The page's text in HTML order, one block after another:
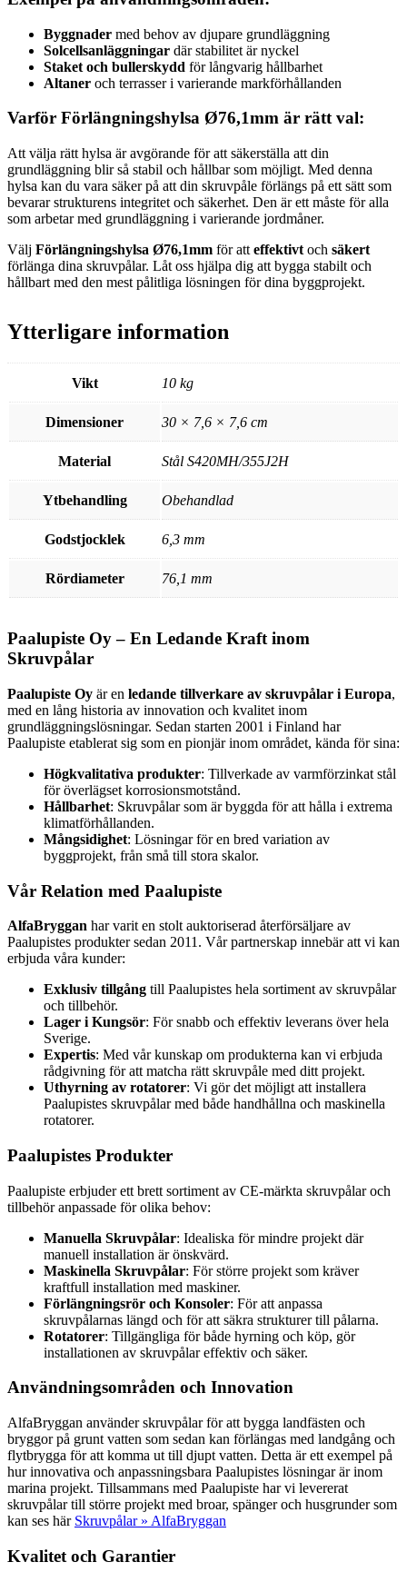
Byggnader med behov av djupare grundläggning
Solcellsanläggningar där stabilitet är nyckel
Staket och bullerskydd för långvarig hållbarhet
Altaner och terrasser i varierande markförhållanden
Varför Förlängningshylsa Ø76,1mm är rätt val:
Att välja rätt hylsa är avgörande för att säkerställa att din
grundläggning blir så stabil och hållbar som möjligt. Med denna
hylsa kan du vara säker på att din skruvpåle förlängs på ett sätt som
bevarar strukturens integritet och säkerhet. Den är ett måste för alla
som arbetar med grundläggning i varierande jordmåner.
Välj Förlängningshylsa Ø76,1mm för att effektivt och säkert
förlänga dina skruvpålar. Låt oss hjälpa dig att bygga stabilt och
hållbart med den mest pålitliga lösningen för dina byggprojekt.
Ytterligare information
Vikt 10 kg
Dimensioner 30 × 7,6 × 7,6 cm
Material Stål S420MH/355J2H
Ytbehandling Obehandlad
Godstjocklek 6,3 mm
Rördiameter 76,1 mm
Paalupiste Oy – En Ledande Kraft inom
Skruvpålar
Paalupiste Oy är en ledande tillverkare av skruvpålar i Europa,
med en lång historia av innovation och kvalitet inom
grundläggningslösningar. Sedan starten 2001 i Finland har
Paalupiste etablerat sig som en pionjär inom området, kända för sina:
Högkvalitativa produkter: Tillverkade av varmförzinkat stål
för överlägset korrosionsmotstånd.
Hållbarhet: Skruvpålar som är byggda för att hålla i extrema
klimatförhållanden.
Mångsidighet: Lösningar för en bred variation av
byggprojekt, från små till stora skalor.
Vår Relation med Paalupiste
AlfaBryggan har varit en stolt auktoriserad återförsäljare av
Paalupistes produkter sedan 2011. Vår partnerskap innebär att vi kan
erbjuda våra kunder:
Exklusiv tillgång till Paalupistes hela sortiment av skruvpålar
och tillbehör.
Lager i Kungsör: För snabb och effektiv leverans över hela
Sverige.
Expertis: Med vår kunskap om produkterna kan vi erbjuda
rådgivning för att matcha rätt skruvpåle med ditt projekt.
Uthyrning av rotatorer: Vi gör det möjligt att installera
Paalupistes skruvpålar med både handhållna och maskinella
rotatorer.
Paalupistes Produkter
Paalupiste erbjuder ett brett sortiment av CE-märkta skruvpålar och
tillbehör anpassade för olika behov:
Manuella Skruvpålar: Idealiska för mindre projekt där
manuell installation är önskvärd.
Maskinella Skruvpålar: För större projekt som kräver
kraftfull installation med maskiner.
Förlängningsrör och Konsoler: För att anpassa
skruvpålarnas längd och för att säkra strukturer till pålarna.
Rotatorer: Tillgängliga för både hyrning och köp, gör
installationen av skruvpålar effektiv och säker.
Användningsområden och Innovation
AlfaBryggan använder skruvpålar för att bygga landfästen och
bryggor på grunt vatten som sedan kan förlängas med landgång och
flytbrygga för att komma ut till djupt vatten. Detta är ett exempel på
hur innovativa och anpassningsbara Paalupistes lösningar är inom
marina projekt. Tillsammans med Paalupiste har vi levererat
skruvpålar till större projekt med broar, spänger och husgrunder som
kan ses här Skruvpålar » AlfaBryggan
Kvalitet och Garantier